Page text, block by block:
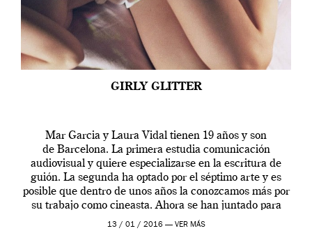
GIRLY GLITTER
Mar Garcia y Laura Vidal tienen 19 años y son
de Barcelona. La primera estudia comunicación
audiovisual y quiere especializarse en la escritura de
guión. La segunda ha optado por el séptimo arte y es
posible que dentro de unos años la conozcamos más por
su trabajo como cineasta. Ahora se han juntado para
contarnos una […]
13 / 01 / 2016 — VER MÁS